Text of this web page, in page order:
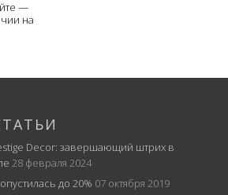
—
на
Decor: завершающий штрих в
28 февраля 2024
до 20% 07 октября 2019